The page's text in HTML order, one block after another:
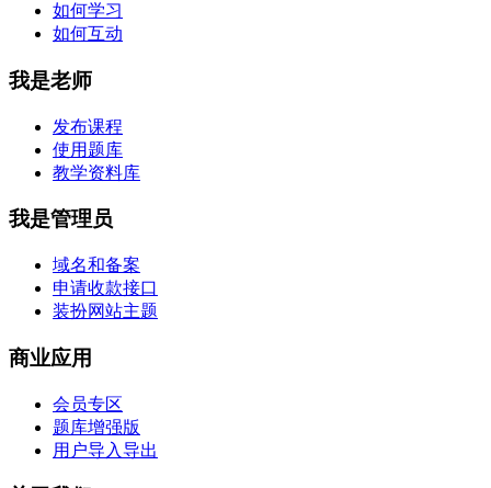
如何学习
如何互动
我是老师
发布课程
使用题库
教学资料库
我是管理员
域名和备案
申请收款接口
装扮网站主题
商业应用
会员专区
题库增强版
用户导入导出